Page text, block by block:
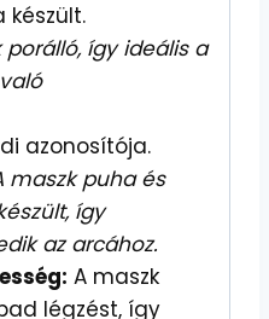
készült.
így ideális a
azonosítója.
maszk puha és
így
az arcához.
A maszk
légzést, így